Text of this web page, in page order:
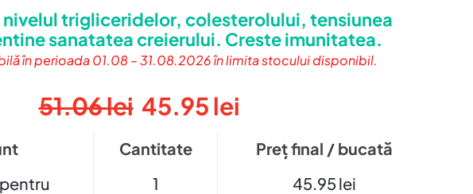
nivelul trigliceridelor, colesterolului, tensiunea
sanatatea creierului. Creste imunitatea.
în perioada 01.08 – 31.08.2026 în limita stocului disponibil.
51.06lei 45.95lei
Cantitate
Preț final / bucată
1 45.95 lei